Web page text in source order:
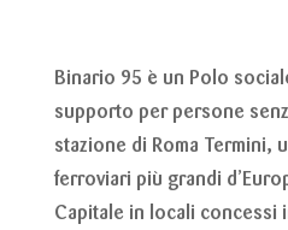
Binario 95 è un Polo
supporto per persone
stazione di Roma Termini,
ferroviari più grandi
Capitale in locali concessi